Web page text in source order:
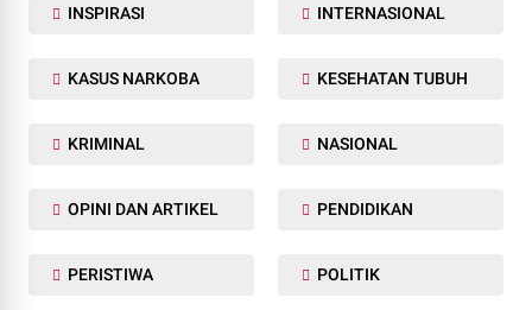
INSPIRASI INTERNASIONAL
KASUS NARKOBA KESEHATAN TUBUH
KRIMINAL NASIONAL
OPINI DAN ARTIKEL PENDIDIKAN
PERISTIWA POLITIK